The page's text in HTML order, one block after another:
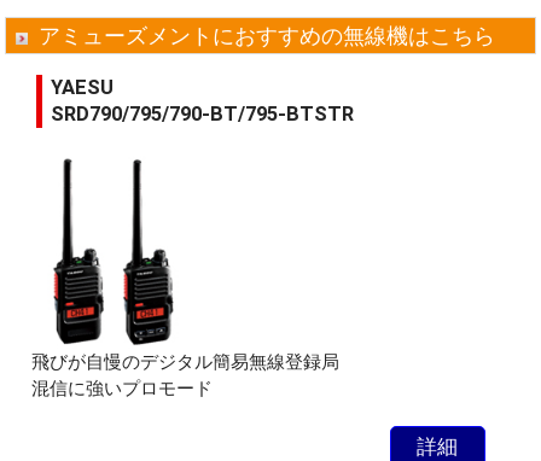
アミューズメントにおすすめの無線機はこちら
YAESU
SRD790/795/790-BT/795-BTSTR
飛びが自慢のデジタル簡易無線登録局
混信に強いプロモード
詳細